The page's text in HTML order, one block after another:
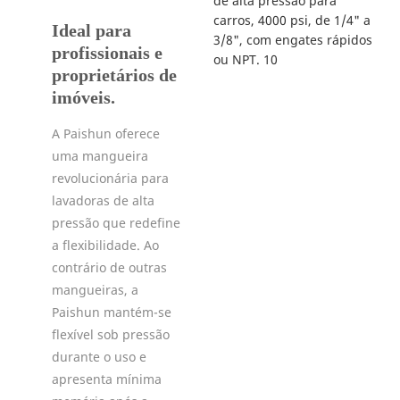
Ideal para
profissionais e
proprietários de
imóveis.
A Paishun oferece
uma mangueira
revolucionária para
lavadoras de alta
pressão que redefine
a flexibilidade. Ao
contrário de outras
mangueiras, a
Paishun mantém-se
flexível sob pressão
durante o uso e
apresenta mínima